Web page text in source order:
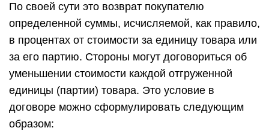
По своей сути это возврат покупателю
определенной суммы, исчисляемой, как правило,
в процентах от стоимости за единицу товара или
за его партию. Стороны могут договориться об
уменьшении стоимости каждой отгруженной
единицы (партии) товара. Это условие в
договоре можно сформулировать следующим
образом: